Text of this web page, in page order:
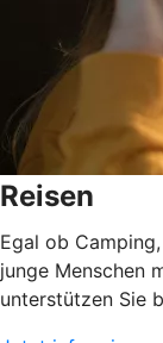
Reisen
Egal ob
junge Menschen
unterstützen Sie